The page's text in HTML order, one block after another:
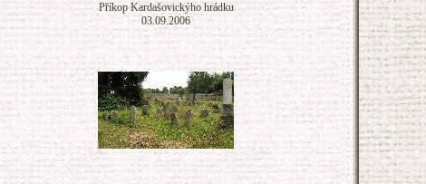
Příkop Kardašovickýho hrádku
03.09.2006